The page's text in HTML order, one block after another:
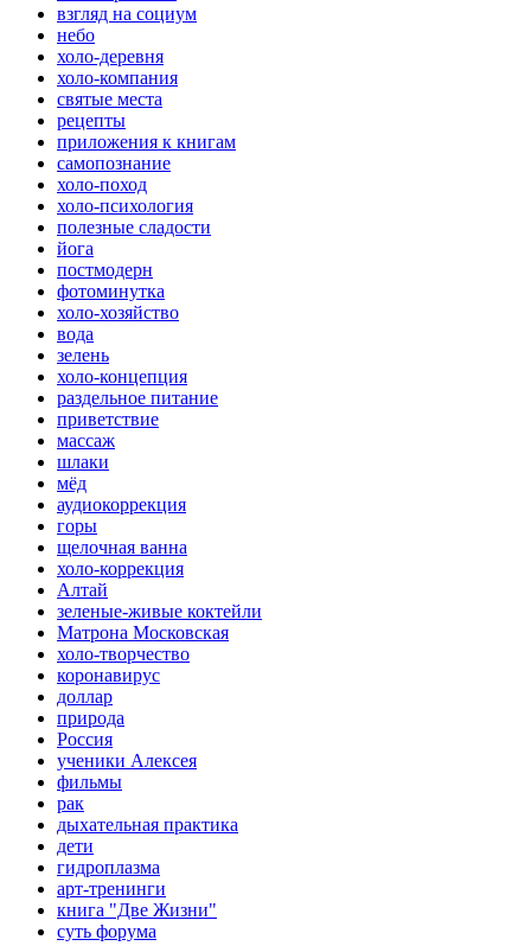
взгляд на социум
небо
холо-деревня
холо-компания
святые места
рецепты
приложения к книгам
самопознание
холо-поход
холо-психология
полезные сладости
йога
постмодерн
фотоминутка
холо-хозяйство
вода
зелень
холо-концепция
раздельное питание
приветствие
массаж
шлаки
мёд
аудиокоррекция
горы
щелочная ванна
холо-коррекция
Алтай
зеленые-живые коктейли
Матрона Московская
холо-творчество
коронавирус
доллар
природа
Россия
ученики Алексея
фильмы
рак
дыхательная практика
дети
гидроплазма
арт-тренинги
книга "Две Жизни"
суть форума